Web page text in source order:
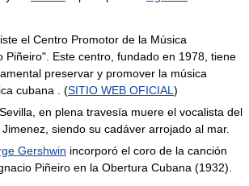
el Centro Promotor de la Música
Piñeiro". Este centro, fundado en 1978, tiene
preservar y promover la música
cubana . (SITIO WEB OFICIAL )
en plena travesía muere el vocalista del
Jimenez, siendo su cadáver arrojado al mar.
Gershwin incorporó el coro de la canción
Piñeiro en la Obertura Cubana (1932).